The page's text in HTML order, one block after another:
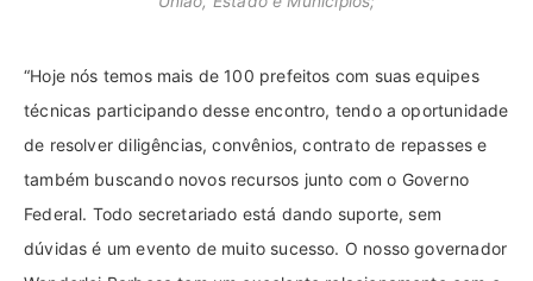
“Hoje nós temos mais de 100 prefeitos com suas equipes
técnicas participando desse encontro, tendo a oportunidade
de resolver diligências, convênios, contrato de repasses e
também buscando novos recursos junto com o Governo
Federal. Todo secretariado está dando suporte, sem
dúvidas é um evento de muito sucesso. O nosso governador